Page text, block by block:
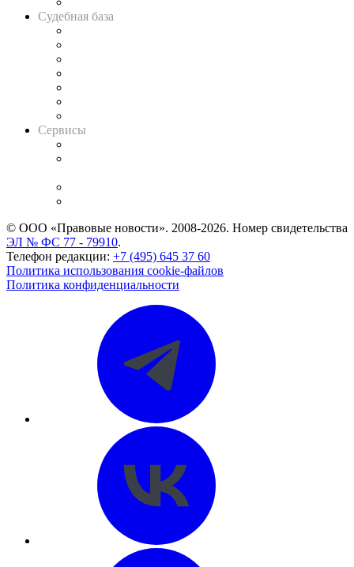
Судебная база
Сервисы
© ООО «Правовые новости». 2008-2026. Номер свидетельства
ЭЛ № ФС 77 - 79910.
Телефон редакции: +7 (495) 645 37 60
Политика использования cookie-файлов
Политика конфиденциальности